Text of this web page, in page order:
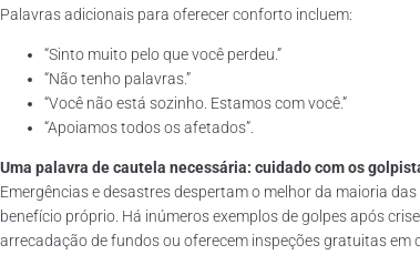
Palavras adicionais para oferecer conforto incluem:
“Sinto muito pelo que você perdeu.”
“Não tenho palavras.”
“Você não está sozinho. Estamos com você.”
“Apoiamos todos os afetados”.
Uma palavra de cautela necessária: cuidado com os
Emergências e desastres despertam o melhor da maioria
benefício próprio. Há inúmeros exemplos de golpes após
arrecadação de fundos ou oferecem inspeções gratuitas